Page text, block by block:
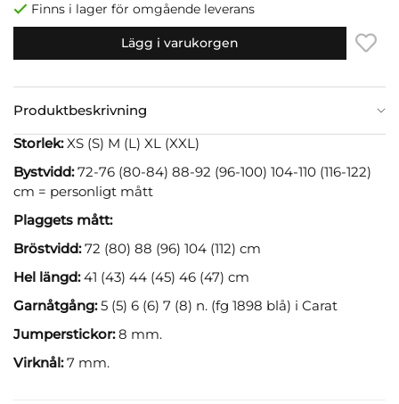
Finns i lager för omgående leverans
Lägg i varukorgen
Produktbeskrivning
Storlek:XS (S) M (L) XL (XXL)
Bystvidd:72-76 (80-84) 88-92 (96-100) 104-110 (116-122)
cm = personligt mått
Plaggets mått:
Bröstvidd:72 (80) 88 (96) 104 (112) cm
Hel längd:41 (43) 44 (45) 46 (47) cm
Garnåtgång:5 (5) 6 (6) 7 (8) n. (fg 1898 blå) i Carat
Jumperstickor:8 mm.
Virknål:7 mm.